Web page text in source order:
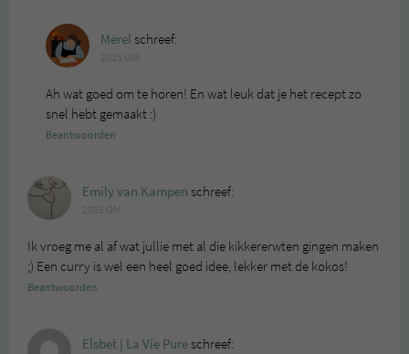
Merel schreef:
Ah wat goed om te horen! En wat leuk dat je het recept zo
snel hebt gemaakt :)
Beantwoorden
Emily van Kampen schreef:
Ik vroeg me al af wat jullie met al die kikkererwten gingen maken
;) Een curry is wel een heel goed idee, lekker met de kokos!
Beantwoorden
Elsbet | La Vie Pureschreef: